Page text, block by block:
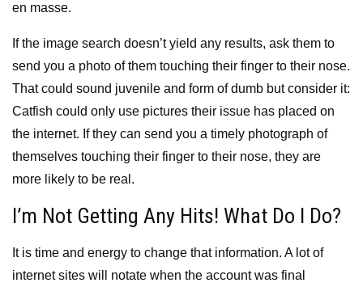
en masse.
If the image search doesn’t yield any results, ask them to
send you a photo of them touching their finger to their nose.
That could sound juvenile and form of dumb but consider it:
Catfish could only use pictures their issue has placed on
the internet. If they can send you a timely photograph of
themselves touching their finger to their nose, they are
more likely to be real.
I’m Not Getting Any Hits! What Do I Do?
It is time and energy to change that information. A lot of
internet sites will notate when the account was final